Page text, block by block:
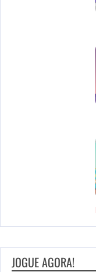
JOGUE AGORA!